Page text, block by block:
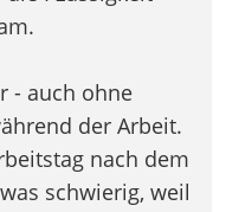
- auch ohne
der Arbeit.
nach dem
schwierig, weil